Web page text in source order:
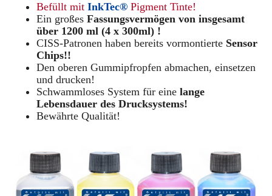
Befüllt mit InkTec® Pigment Tinte!
Ein großes Fassungsvermögen von insgesamt
über 1200 ml (4 x 300ml) !
CISS-Patronen haben bereits vormontierte Sensor
Chips!!
Den oberen Gummipfropfen abmachen, einsetzen
und drucken!
Schwammloses System für eine lange
Lebensdauer des Drucksystems!
Bewährte Qualität!